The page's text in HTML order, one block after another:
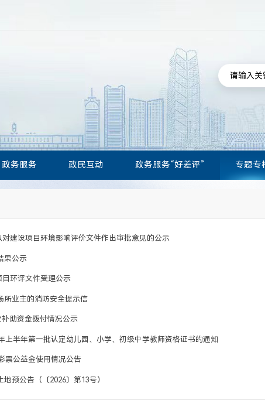
政务服务 政民互动 政务服务“好差评” 专题专
对建设项目环境影响评价文件作出审批意见的公示
果公示
目环评文件受理公示
所业主的消防安全提示信
助资金拨付情况公示
上半年第一批认定幼儿园、小学、初级中学教师资格证书的通知
票公益金使用情况公告
预公告（〔2026〕第13号）